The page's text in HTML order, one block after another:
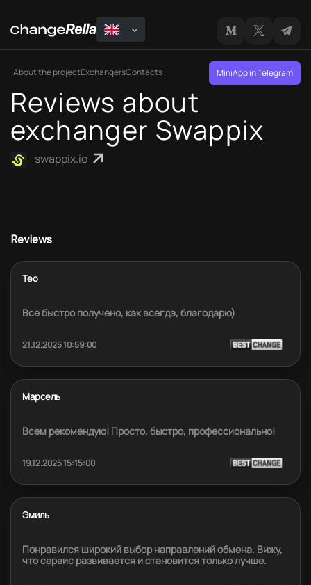
About the projectExchangersContacts MiniApp in Telegram
Reviews about
exchanger Swappix
swappix.io
Reviews
Тео
Все быстро получено, как всегда, благодарю)
21.12.2025 10:59:00
Марсель
Всем рекомендую! Просто, быстро, профессионально!
19.12.2025 15:15:00
Эмиль
Понравился широкий выбор направлений обмена. Вижу,
что сервис развивается и становится только лучше.